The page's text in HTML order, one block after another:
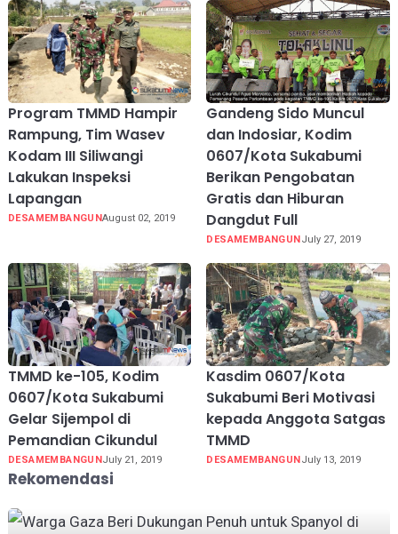
Program TMMD Hampir
Rampung, Tim Wasev
Kodam III Siliwangi
Lakukan Inspeksi
Lapangan
DESAMEMBANGUNAugust 02, 2019
Gandeng Sido Muncul
dan Indosiar, Kodim
0607/Kota Sukabumi
Berikan Pengobatan
Gratis dan Hiburan
Dangdut Full
DESAMEMBANGUNJuly 27, 2019
TMMD ke-105, Kodim
0607/Kota Sukabumi
Gelar Sijempol di
Pemandian Cikundul
DESAMEMBANGUNJuly 21, 2019
Kasdim 0607/Kota
Sukabumi Beri Motivasi
kepada Anggota Satgas
TMMD
DESAMEMBANGUNJuly 13, 2019
Rekomendasi